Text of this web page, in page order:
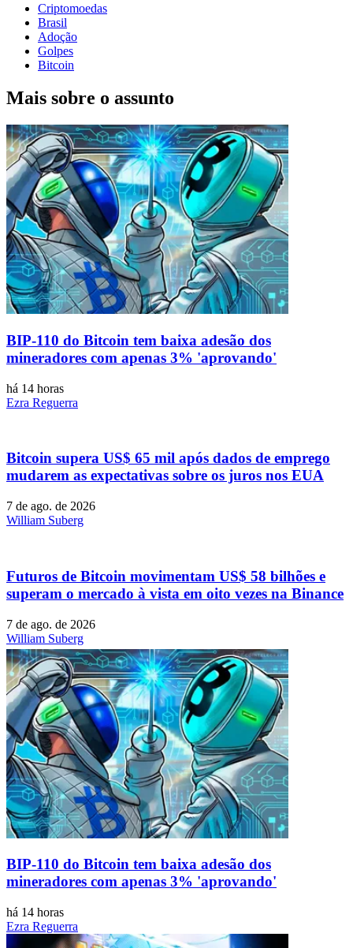
Criptomoedas
Brasil
Adoção
Golpes
Bitcoin
Mais sobre o assunto
BIP-110 do Bitcoin tem baixa adesão dos
mineradores com apenas 3% 'aprovando'
há 14 horas
Ezra Reguerra
Bitcoin supera US$ 65 mil após dados de emprego
mudarem as expectativas sobre os juros nos EUA
7 de ago. de 2026
William Suberg
Futuros de Bitcoin movimentam US$ 58 bilhões e
superam o mercado à vista em oito vezes na Binance
7 de ago. de 2026
William Suberg
BIP-110 do Bitcoin tem baixa adesão dos
mineradores com apenas 3% 'aprovando'
há 14 horas
Ezra Reguerra